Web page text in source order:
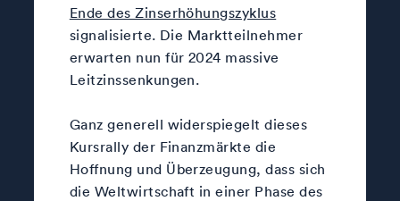
Ende des Zinserhöhungszyklus
signalisierte. Die Marktteilnehmer
erwarten nun für 2024 massive
Leitzinssenkungen.
Ganz generell widerspiegelt dieses
Kursrally der Finanzmärkte die
Hoffnung und Überzeugung, dass sich
die Weltwirtschaft in einer Phase des